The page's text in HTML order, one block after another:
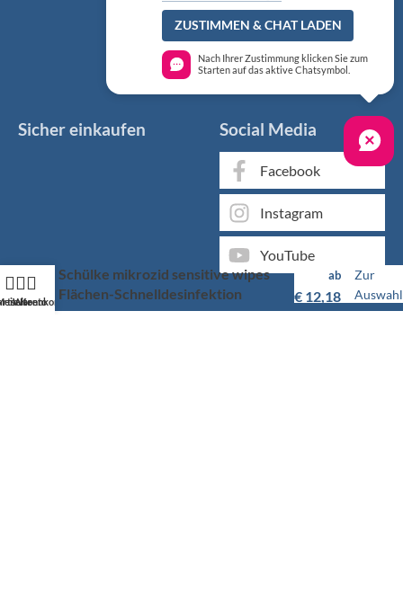
Sicher einkaufen Social Media
Facebook
Instagram
YouTube
Konto
Warenkorb
Schülke mikrozid sensitive wipes
Flächen-Schnelldesinfektion
ab
€ 12,18
Zur
Auswahl
ZUSTIMMEN & CHAT LADEN
Nach Ihrer Zustimmung klicken Sie zum
Starten auf das aktive Chatsymbol.